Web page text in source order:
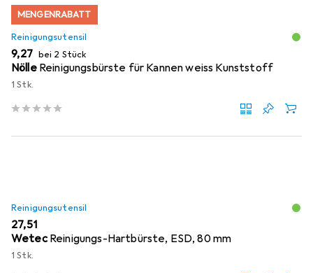
MENGENRABATT
Reinigungsutensil
EUR
9,27 bei 2 Stück
Nölle Reinigungsbürste für Kannen weiss Kunststoff
1 Stk.
Reinigungsutensil
EUR
27,51
Wetec Reinigungs-Hartbürste, ESD, 80 mm
1 Stk.